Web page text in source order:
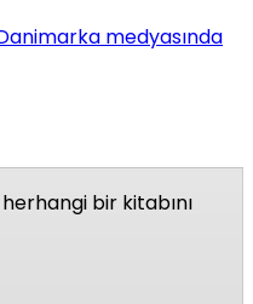
medyasında
bir kitabını